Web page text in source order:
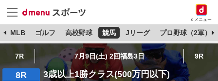
dメニュー
MLB ゴルフ 高校野球 競馬 Jリーグ プロ野球（2軍）
7R 7月9日(土) 2回福島3日 9R
8R 3歳以上1勝クラス(500万円以下)